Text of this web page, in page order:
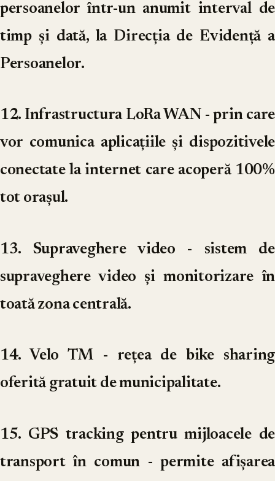
persoanelor într-un anumit interval de
timp și dată, la Direcția de Evidență a
Persoanelor.
12. Infrastructura LoRa WAN - prin care
vor comunica aplicațiile și dispozitivele
conectate la internet care acoperă 100%
tot orașul.
13. Supraveghere video - sistem de
supraveghere video și monitorizare în
toată zona centrală.
14. Velo TM - rețea de bike sharing
oferită gratuit de municipalitate.
15. GPS tracking pentru mijloacele de
transport în comun - permite afișarea